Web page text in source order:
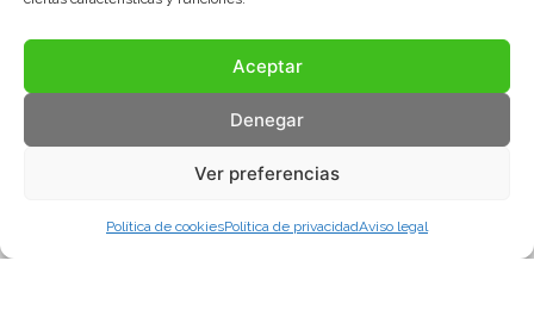
Aceptar
Denegar
Ver preferencias
Política de cookiesPolítica de privacidadAviso legal